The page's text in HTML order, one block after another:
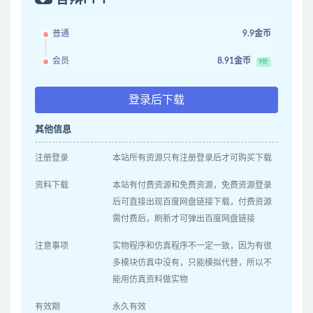
普通 9.9金币
会员 8.91金币 9折
登录后下载
其他信息
注册登录 本站所有资源只有注册登录后才可购买下载
资料下载
本站有付费资源和免费资源，免费资源登录
后可直接出现百度网盘链接下载，付费资源
需付费后，刷新才可弹出百度网盘链接
注意事项
实物程序和仿真程序不一定一致，因为有很
多模块仿真中没有，只能模拟代替，所以不
能用仿真资料做实物
有效期 永久有效